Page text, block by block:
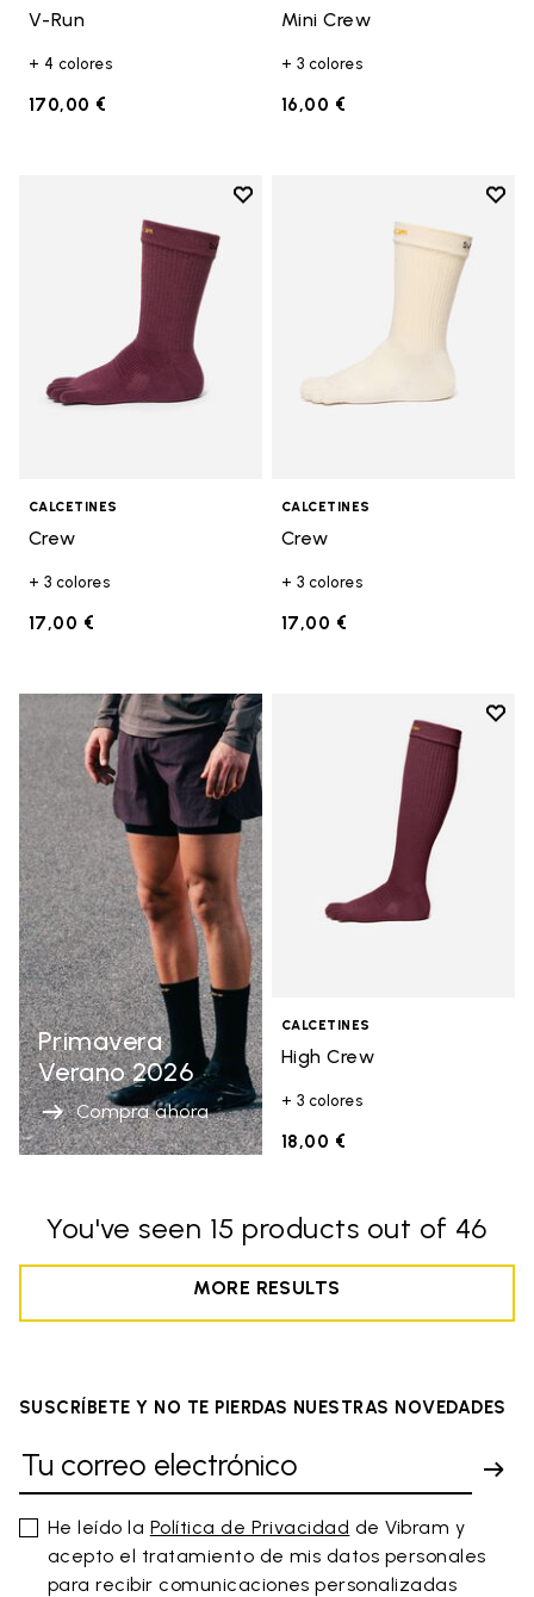
V-Run
+ 4 colores
170,00 €
Mini Crew
+ 3 colores
16,00 €
Add to wishlist
Add to wishlist Crew
CALCETINES
Crew
+ 3 colores
17,00 €
Add
CALCETINES
Crew
+ 3 colores
17,00 €
Primavera
Verano 2026
Compra ahora
Add
CALCETINES
High Crew
+ 3 colores
18,00 €
You've seen 15 products out of 46
MORE RESULTS
SUSCRÍBETE Y NO TE PIERDAS NUESTRAS NOVEDADES
He leído la Política de Privacidad de Vibram y
acepto el tratamiento de mis datos personales
para recibir comunicaciones personalizadas